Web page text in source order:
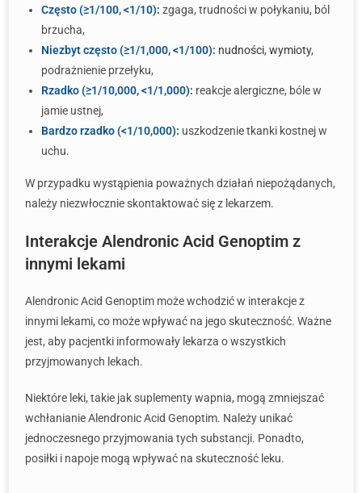
Często (≥1/100, <1/10): zgaga, trudności w połykaniu, ból
brzucha,
Niezbyt często (≥1/1,000, <1/100): nudności, wymioty,
podrażnienie przełyku,
Rzadko (≥1/10,000, <1/1,000): reakcje alergiczne, bóle w
jamie ustnej,
Bardzo rzadko (<1/10,000): uszkodzenie tkanki kostnej w
uchu.
W przypadku wystąpienia poważnych działań niepożądanych,
należy niezwłocznie skontaktować się z lekarzem.
Interakcje Alendronic Acid Genoptim z
innymi lekami
Alendronic Acid Genoptim może wchodzić w interakcje z
innymi lekami, co może wpływać na jego skuteczność. Ważne
jest, aby pacjentki informowały lekarza o wszystkich
przyjmowanych lekach.
Niektóre leki, takie jak suplementy wapnia, mogą zmniejszać
wchłanianie Alendronic Acid Genoptim. Należy unikać
jednoczesnego przyjmowania tych substancji. Ponadto,
posiłki i napoje mogą wpływać na skuteczność leku.